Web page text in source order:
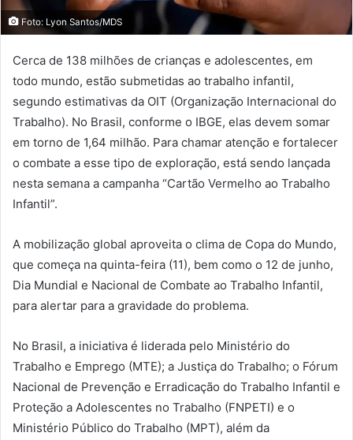
Foto: Lyon Santos/MDS
Cerca de 138 milhões de crianças e adolescentes, em
todo mundo, estão submetidas ao trabalho infantil,
segundo estimativas da OIT (Organização Internacional do
Trabalho). No Brasil, conforme o IBGE, elas devem somar
em torno de 1,64 milhão. Para chamar atenção e fortalecer
o combate a esse tipo de exploração, está sendo lançada
nesta semana a campanha “Cartão Vermelho ao Trabalho
Infantil”.
A mobilização global aproveita o clima de Copa do Mundo,
que começa na quinta-feira (11), bem como o 12 de junho,
Dia Mundial e Nacional de Combate ao Trabalho Infantil,
para alertar para a gravidade do problema.
No Brasil, a iniciativa é liderada pelo Ministério do
Trabalho e Emprego (MTE); a Justiça do Trabalho; o Fórum
Nacional de Prevenção e Erradicação do Trabalho Infantil e
Proteção a Adolescentes no Trabalho (FNPETI) e o
Ministério Público do Trabalho (MPT), além da